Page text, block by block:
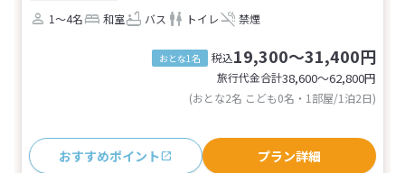
1～4名
和室 バス トイレ 禁煙
おとな1名 税込19,300～31,400円
旅行代金合計38,600〜62,800円
(おとな2名 こども0名・1部屋/1泊2日)
おすすめポイント プラン詳細